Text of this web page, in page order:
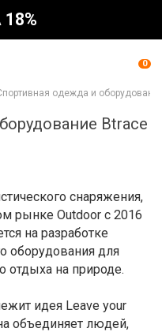
0
одежда и
Btrace
снаряжения,
рынке Outdoor с 2016
на разработке
оборудования для
отдыха на природе.
идея Leave your
объединяет людей,